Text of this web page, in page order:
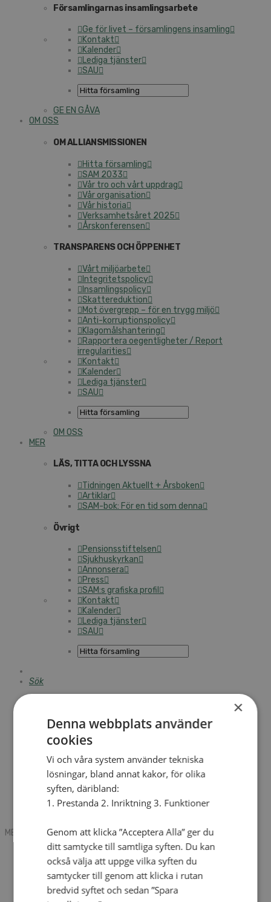
Församlingarnas insamlingsarbete
Ge för livet – församlingens insamling
Kontakt
Kalender
Lediga tjänster
SAU
GE EN GÅVA
OM OSS
OM ALLIANSMISSIONEN
Hitta församling
SAM 2033
Vår tro och vårt uppdrag
Vår organisation
Vår historia
Verksamhetsåret 2025
Årskonferensen
TRANSPARENS OCH ÖPPENHET
Vårt miljöarbete
Integritetspolicy
Insamlingspolicy
Skattereduktion
Mot övergrepp – för en trygg miljö
Anti-korruptionspolicy
Klagomålshantering
Rapportera oegentligheter / Report
irregularities
Kontakt
Kalender
Lediga tjänster
SAU
OM OSS
MER
LÄS, TITTA OCH LYSSNA
Tidningen Aktuellt + Årsboken
Artiklar
SAM-bok: För en tid som denna
Övrigt
Pensionsstiftelsen
Sjukhuskyrkan
Annonsera
Press
SAM:s grafiska profil
Kontakt
Kalender
Lediga tjänster
SAU
Sök
Mobile box
Kontakt
Tidning
Hitta församling
Press
SAU
Kalender
Lediga tjänster
MENU
MENU
Search mobile
English
Hej! Vad söker du?
Kontakt
Kalender
×
Denna webbplats använder
cookies
Vi och våra system använder tekniska
lösningar, bland annat kakor, för olika
syften, däribland:
1. Prestanda 2. Inriktning 3. Funktioner
Genom att klicka ”Acceptera Alla” ger du
ditt samtycke till samtliga syften. Du kan
också välja att uppge vilka syften du
samtycker till genom att klicka i rutan
bredvid syftet och sedan ”Spara